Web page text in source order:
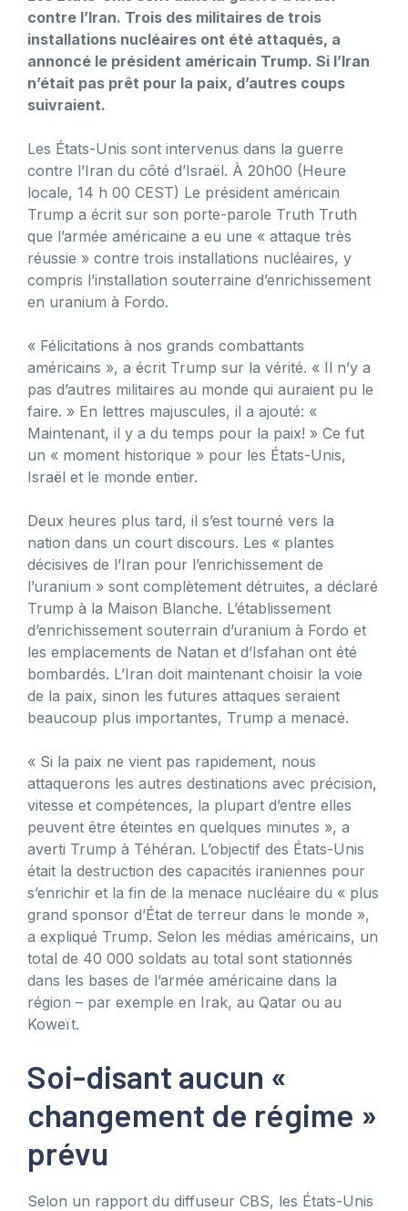
contre l’Iran. Trois des militaires de trois
installations nucléaires ont été attaqués, a
annoncé le président américain Trump. Si l’Iran
n’était pas prêt pour la paix, d’autres coups
suivraient.
Les États-Unis sont intervenus dans la guerre
contre l’Iran du côté d’Israël. À 20h00 (Heure
locale, 14 h 00 CEST) Le président américain
Trump a écrit sur son porte-parole Truth Truth
que l’armée américaine a eu une « attaque très
réussie » contre trois installations nucléaires, y
compris l’installation souterraine d’enrichissement
en uranium à Fordo.
« Félicitations à nos grands combattants
américains », a écrit Trump sur la vérité. « Il n’y a
pas d’autres militaires au monde qui auraient pu le
faire. » En lettres majuscules, il a ajouté: «
Maintenant, il y a du temps pour la paix! » Ce fut
un « moment historique » pour les États-Unis,
Israël et le monde entier.
Deux heures plus tard, il s’est tourné vers la
nation dans un court discours. Les « plantes
décisives de l’Iran pour l’enrichissement de
l’uranium » sont complètement détruites, a déclaré
Trump à la Maison Blanche. L’établissement
d’enrichissement souterrain d’uranium à Fordo et
les emplacements de Natan et d’Isfahan ont été
bombardés. L’Iran doit maintenant choisir la voie
de la paix, sinon les futures attaques seraient
beaucoup plus importantes, Trump a menacé.
« Si la paix ne vient pas rapidement, nous
attaquerons les autres destinations avec précision,
vitesse et compétences, la plupart d’entre elles
peuvent être éteintes en quelques minutes », a
averti Trump à Téhéran. L’objectif des États-Unis
était la destruction des capacités iraniennes pour
s’enrichir et la fin de la menace nucléaire du « plus
grand sponsor d’État de terreur dans le monde »,
a expliqué Trump. Selon les médias américains, un
total de 40 000 soldats au total sont stationnés
dans les bases de l’armée américaine dans la
région – par exemple en Irak, au Qatar ou au
Koweït.
Soi-disant aucun «
changement de régime »
prévu
Selon un rapport du diffuseur CBS, les États-Unis